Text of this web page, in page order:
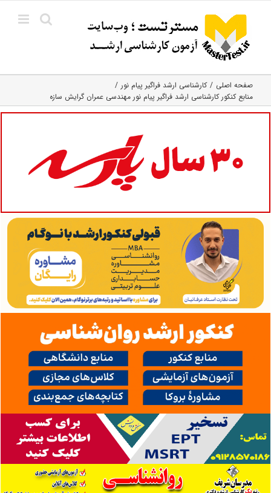
content
صفحه اصلی
کارشناسی ارشد فراگیر پیام نور
منابع کنکور کارشناسی ارشد فراگیر پیام نور مهندسی عمران گرایش سازه